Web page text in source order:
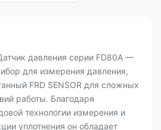
давления серии FD80A —
для измерения давления,
FRD SENSOR для сложных
работы. Благодаря
технологии измерения и
уплотнения он обладает